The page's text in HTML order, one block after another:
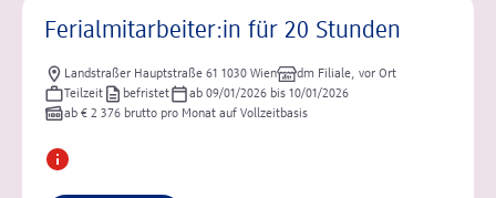
Ferialmitarbeiter:in für 20 Stunden
Landstraßer Hauptstraße 61 1030 Wien
dm Filiale, vor Ort
Teilzeit
befristet
ab 09/01/2026 bis 10/01/2026
ab € 2 376 brutto pro Monat auf Vollzeitbasis